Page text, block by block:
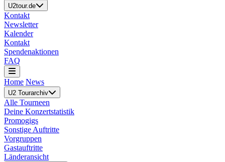
U2tour.de
Kontakt
Newsletter
Kalender
Kontakt
Spendenaktionen
FAQ
Home News
U2 Tourarchiv
Alle Tourneen
Deine Konzertstatistik
Promogigs
Sonstige Auftritte
Vorgruppen
Gastauftritte
Länderansicht